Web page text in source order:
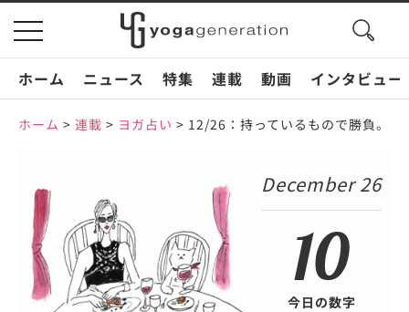
toggle
navigation
search
ホーム
ニュース 特集 連載 動画 インタビュー
ホーム > 連載 > ヨガ占い > 12/26：持っているもので勝負。【
December 26
10
今日の数字